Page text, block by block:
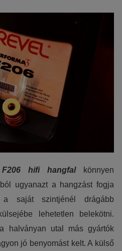
hifi hangfalkönnyen
ugyanazt a hangzást fogja
saját szintjénél drágább
lehetetlen belekötni.
halványan utal más gyártók
jó benyomást kelt. A külső